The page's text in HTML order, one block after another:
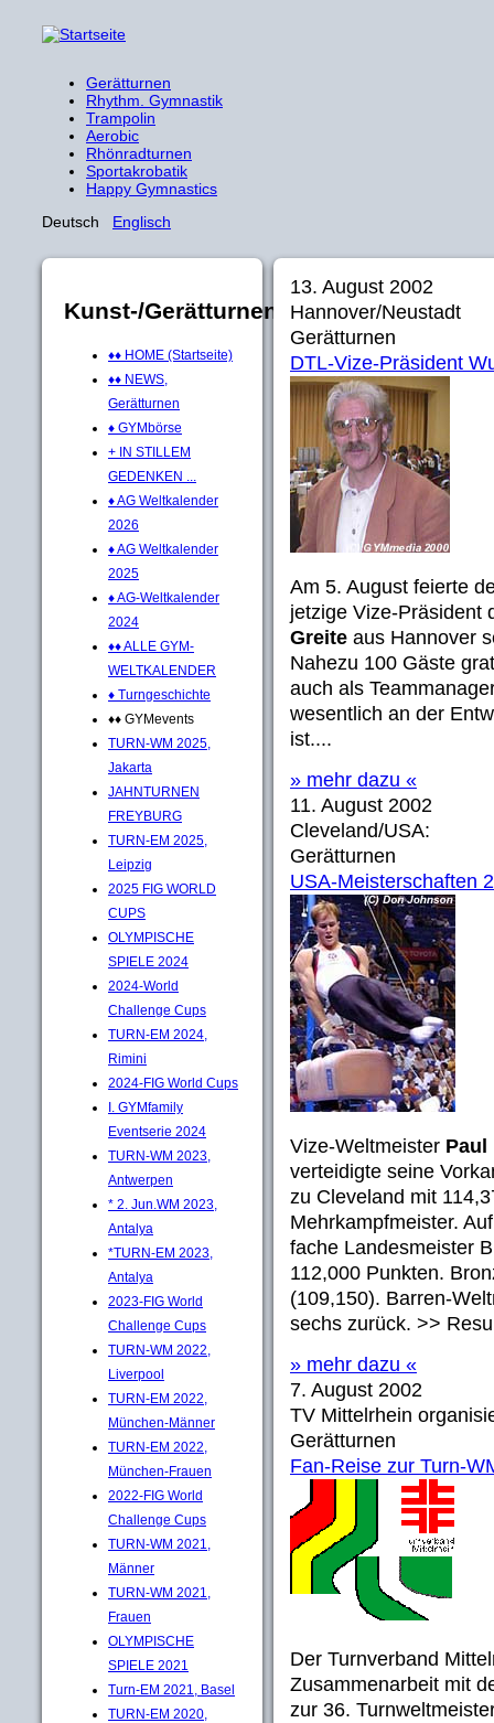
Gerätturnen
Rhythm. Gymnastik
Trampolin
Aerobic
Rhönradturnen
Sportakrobatik
Happy Gymnastics
Deutsch Englisch
Kunst-/Gerätturnen
♦♦ HOME (Startseite)
♦♦ NEWS,
Gerätturnen
♦ GYMbörse
+ IN STILLEM
GEDENKEN ...
♦ AG Weltkalender
2026
♦ AG Weltkalender
2025
♦ AG-Weltkalender
2024
♦♦ ALLE GYM-
WELTKALENDER
♦ Turngeschichte
♦♦ GYMevents
TURN-WM 2025,
Jakarta
JAHNTURNEN
FREYBURG
TURN-EM 2025,
Leipzig
2025 FIG WORLD
CUPS
OLYMPISCHE
SPIELE 2024
2024-World
Challenge Cups
TURN-EM 2024,
Rimini
2024-FIG World Cups
I. GYMfamily
Eventserie 2024
TURN-WM 2023,
Antwerpen
* 2. Jun.WM 2023,
Antalya
*TURN-EM 2023,
Antalya
2023-FIG World
Challenge Cups
TURN-WM 2022,
Liverpool
TURN-EM 2022,
München-Männer
TURN-EM 2022,
München-Frauen
2022-FIG World
Challenge Cups
TURN-WM 2021,
Männer
TURN-WM 2021,
Frauen
OLYMPISCHE
SPIELE 2021
Turn-EM 2021, Basel
TURN-EM 2020,
13. August 2002
Hannover/Neustadt
Gerätturnen
DTL-Vize-Präsident
Am 5. August feierte
jetzige Vize-Präsident
Greite aus Hannover
Nahezu 100 Gäste
auch als
wesentlich an der
ist....
» mehr dazu «
11. August 2002
Cleveland/USA:
Gerätturnen
USA-Meisterschaften
Vize-Weltmeister Paul
verteidigte seine
zu Cleveland mit
Mehrkampfmeister.
fache Landesmeister
112,000 Punkten.
(109,150). Barren-
sechs zurück. >>
» mehr dazu «
7. August 2002
TV Mittelrhein
Gerätturnen
Fan-Reise zur Turn-
Der Turnverband
Zusammenarbeit mit
zur 36.